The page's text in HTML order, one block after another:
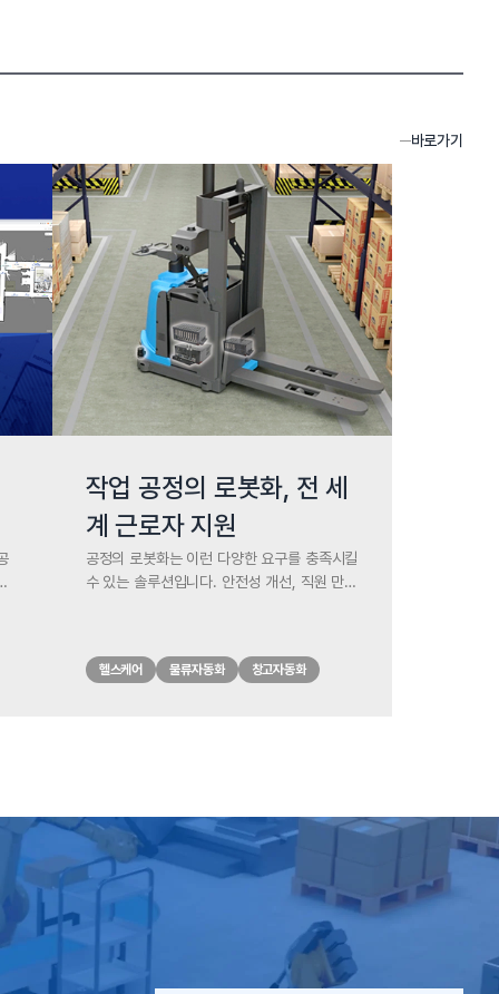
바로가기
작업 공정의 로봇화, 전 세
계 근로자 지원
공정의 로봇화는 이런 다양한 요구를 충족시킬
수 있는 솔루션입니다. 안전성 개선, 직원 만족
헬스케어 물류자동화 창고자동화